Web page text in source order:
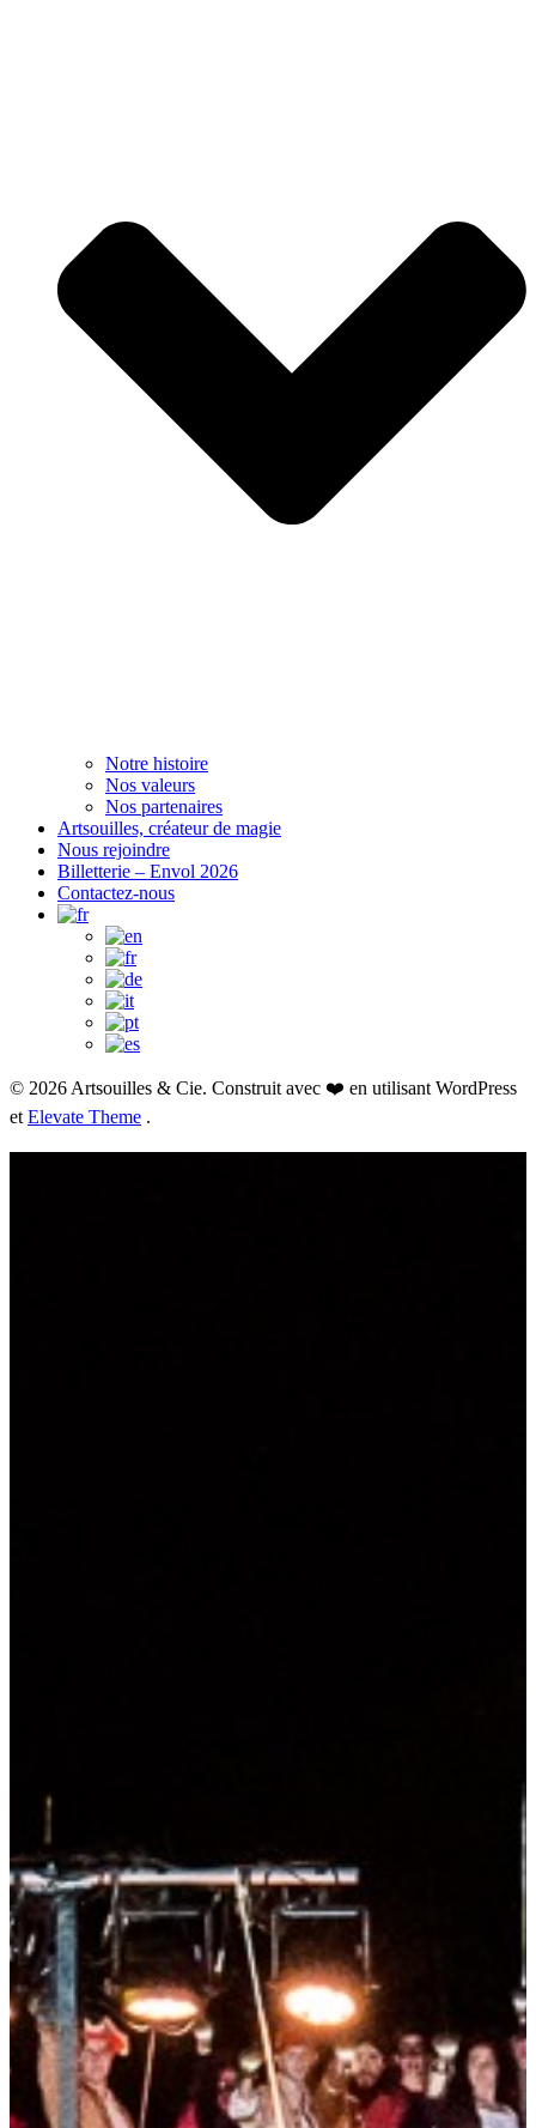
Notre histoire
Nos valeurs
Nos partenaires
Artsouilles, créateur de magie
Nous rejoindre
Billetterie – Envol 2026
Contactez-nous
© 2026 Artsouilles & Cie. Construit avec ❤️ en utilisant WordPress
et Elevate Theme .